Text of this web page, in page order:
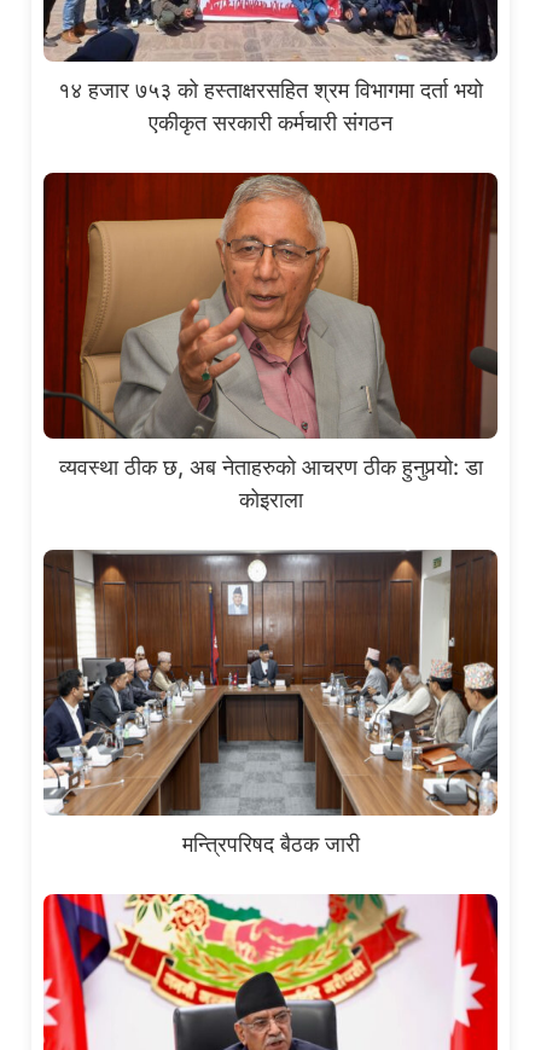
१४ हजार ७५३ को हस्ताक्षरसहित श्रम विभागमा दर्ता भयो
एकीकृत सरकारी कर्मचारी संगठन
व्यवस्था ठीक छ, अब नेताहरुको आचरण ठीक हुनुपर्‍यो: डा
कोइराला
मन्त्रिपरिषद बैठक जारी